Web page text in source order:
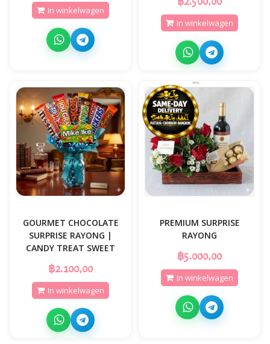
In winkelwagen
In winkelwagen
GOURMET CHOCOLATE
SURPRISE RAYONG |
CANDY TREAT SWEET
฿2.100,00
In winkelwagen
PREMIUM SURPRISE
RAYONG
฿5.000,00
In winkelwagen